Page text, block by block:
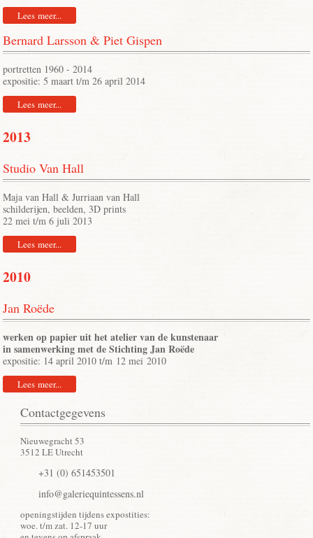
Lees meer...
Bernard Larsson & Piet Gispen
portretten 1960 - 2014
expositie: 5 maart t/m 26 april 2014
Lees meer...
2013
Studio Van Hall
Maja van Hall & Jurriaan van Hall
schilderijen, beelden, 3D prints
22 mei t/m 6 juli 2013
Lees meer...
2010
Jan Roëde
werken op papier uit het atelier van de kunstenaar
in samenwerking met de Stichting Jan Roëde
expositie: 14 april 2010 t/m 12 mei 2010
Lees meer...
Contactgegevens
Nieuwegracht 53
3512 LE Utrecht
+31 (0) 651453501
info@galeriequintessens.nl
openingstijden tijdens expostities:
woe. t/m zat. 12-17 uur